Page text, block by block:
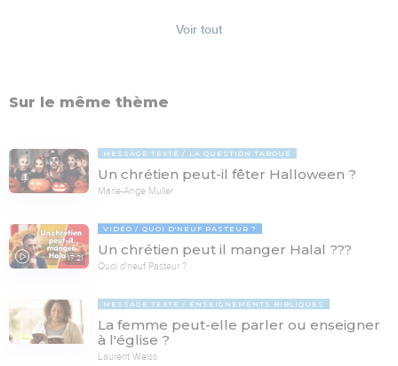
Voir tout
Sur le même thème
MESSAGE TEXTE LA QUESTION TABOUE
Un chrétien peut-il fêter Halloween ?
Marie-Ange Muller
17:21
VIDÉO QUOI D'NEUF PASTEUR ?
Un chrétien peut il manger Halal ???
Quoi d'neuf Pasteur ?
MESSAGE TEXTE ENSEIGNEMENTS BIBLIQUES
La femme peut-elle parler ou enseigner
à l'église ?
Laurent Weiss